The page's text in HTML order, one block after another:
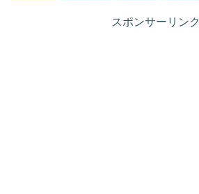
スポンサーリンク